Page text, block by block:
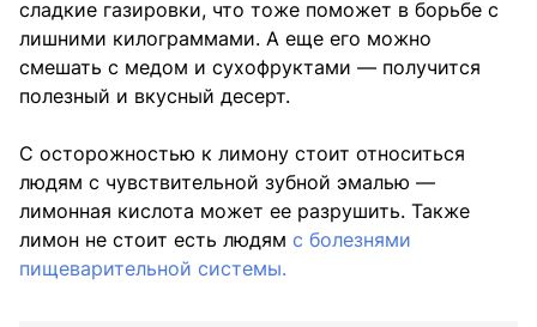
сладкие газировки, что тоже поможет в борьбе с
лишними килограммами. А еще его можно
смешать с медом и сухофруктами — получится
полезный и вкусный десерт.
С осторожностью к лимону стоит относиться
людям с чувствительной зубной эмалью —
лимонная кислота может ее разрушить. Также
лимон не стоит есть людям с болезнями
пищеварительной системы.